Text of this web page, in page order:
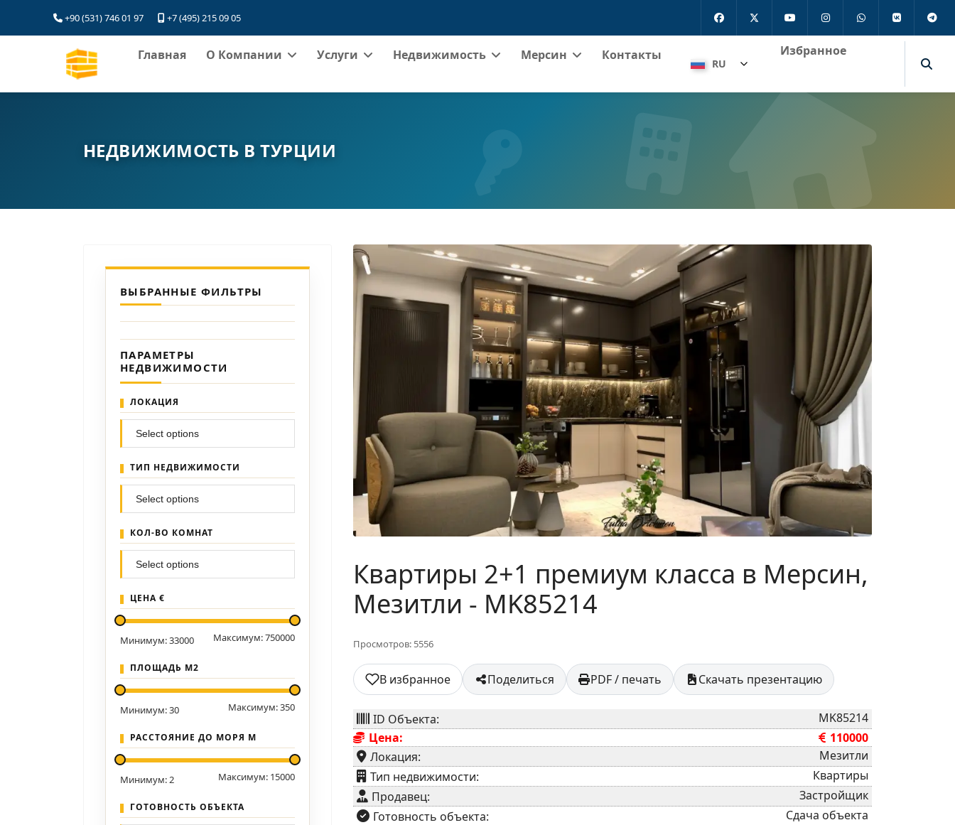
+90 (531) 746 01 97 +7 (495) 215 09 05
Главная О Компании Услуги Недвижимость Мерсин Контакты
RU
Избранное
НЕДВИЖИМОСТЬ В ТУРЦИИ
ВЫБРАННЫЕ ФИЛЬТРЫ
ПАРАМЕТРЫ
НЕДВИЖИМОСТИ
ЛОКАЦИЯ
ТИП НЕДВИЖИМОСТИ
КОЛ-ВО КОМНАТ
ЦЕНА €
Минимум:33000 Максимум:750000
ПЛОЩАДЬ М2
Минимум:30 Максимум:350
РАССТОЯНИЕ ДО МОРЯ М
Минимум:2 Максимум: 15000
ГОТОВНОСТЬ ОБЪЕКТА
Квартиры 2+1 премиум класса в Мерсин,
Мезитли - MK85214
Просмотров: 5556
В избранное Поделиться PDF / печать Скачать презентацию
ID Объекта:
MK85214
Цена:
110000
Локация:
Мезитли
⁠Тип недвижимости:
Квартиры
Продавец:
Застройщик
⁠Готовность объекта:
Сдача объекта